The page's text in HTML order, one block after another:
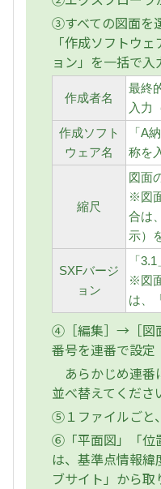
③すべての図面を
「作成ソフトウ
ョン」を一括で入
作成者名
最終
入力
作成ソフト
ウェア名
「A
称を
縮尺
図面
※図
合は
示）
SXFバージ
ョン
「
※図
は、
④［編集］→［図
番号を連番で設定
あらかじめ連番
並べ替えてくださ
⑤１ファイルごと
⑥「平面図」「位
は、基準点情報緯
ブサイト」から取